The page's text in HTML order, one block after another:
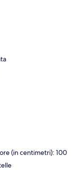
(in centimetri): 100